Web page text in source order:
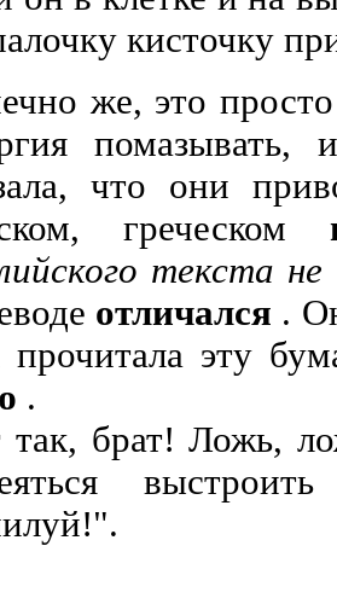
кисточку
же, это
что они
греческом
текста
отличался .
прочитала эту
.
так, брат! Ложь,